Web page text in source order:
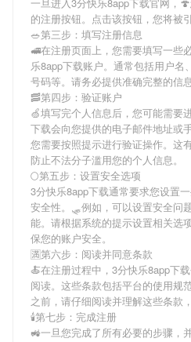
的注册按钮。点击该按钮，您将被
🥗第三步：填写注册信息
🚅在注册页面上，您需要填写一些
乐8app下载账户。通常包括用户名
号码等。请务必提供准确完整的信
🥓第四步：验证账户
🍏填写完个人信息后，您可能需要
下载会向您提供的电子邮件地址或
您需要按照提示进行验证操作。这
防止不法分子滥用您的个人信息。
🌕第五步：设置安全选项
3分快乐8app下载通常要求您设置
安全性。🛷例如，可以设置安全问
能。请根据系统的提示设置相关选
保您的账户安全。
🈵第六步：阅读并同意条款
🍝在注册过程中， 3分快乐8app下载
阅读。这些条款包括平台的使用规
之前，请仔细阅读并理解这些条款
🕯第七步：完成注册
🚜一旦您完成了所有必要的步骤，